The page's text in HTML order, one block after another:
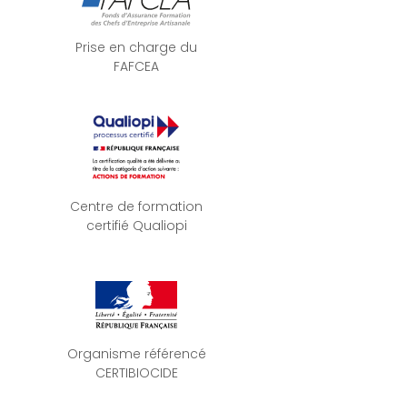
Prise en charge du
FAFCEA
Centre de formation
certifié Qualiopi
Organisme référencé
CERTIBIOCIDE